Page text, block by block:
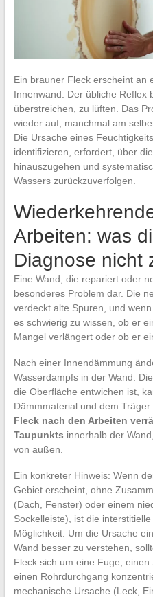
Ein brauner Fleck erscheint an
Innenwand. Der übliche Reflex
überstreichen, zu lüften. Das
wieder auf, manchmal am
Die Ursache eines
identifizieren, erfordert, über
hinauszugehen und
Wassers zurückzuverfolgen.
Arbeiten: was
Diagnose nicht
Eine Wand, die repariert oder
besonderes Problem dar. Die
verdeckt alte Spuren, und
es schwierig zu wissen, ob er
Mangel verlängert oder ob er
Nach einer Innendämmung
Wasserdampfs in der Wand.
die Oberfläche entwichen ist,
Dämmmaterial und dem Träger
Fleck nach den Arbeiten
Taupunkts innerhalb der
von außen.
Ein konkreter Hinweis: Wenn
Gebiet erscheint, ohne
(Dach, Fenster) oder einem
Sockelleiste), ist die
Möglichkeit. Um die Ursache
Wand besser zu verstehen,
Fleck sich um eine Fuge,
einen Rohrdurchgang
mechanische Ursache (Leck,